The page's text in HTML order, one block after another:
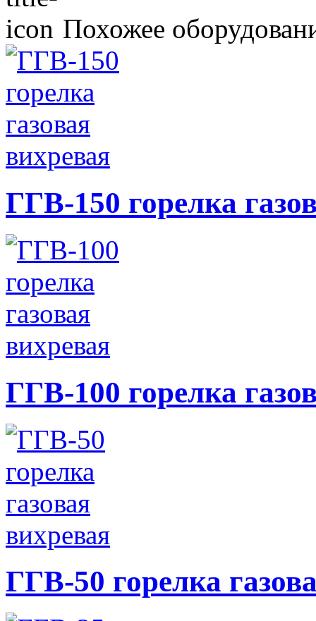
Похожее
ГГВ-150 горелка
ГГВ-100 горелка
ГГВ-50 горелка